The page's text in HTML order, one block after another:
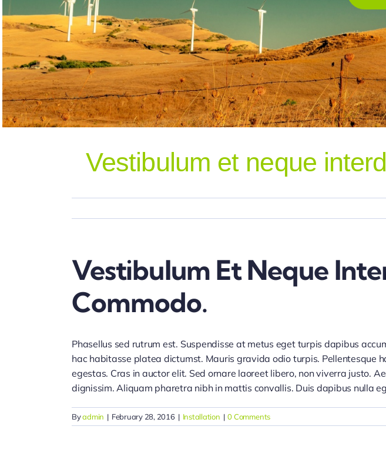
Vestibulum et neque
Vestibulum Et Neque
Commodo.
Phasellus sed rutrum est. Suspendisse at metus eget turpis dapibus
hac habitasse platea dictumst. Mauris gravida odio turpis. Pellentesque
egestas. Cras in auctor elit. Sed ornare laoreet libero, non viverra justo.
dignissim. Aliquam pharetra nibh in mattis convallis. Duis dapibus nulla
Byadmin | February 28, 2016 | Installation | 0 Comments